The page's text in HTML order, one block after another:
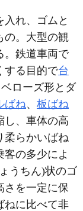
れ、ゴムと
の。大型の観
。鉄道車両で
する目的で台
ローズ形とダ
ばね、 板ばね
し、車体の高
柔らかいばね
の多少によ
うちん)状のゴ
さを一定に保
ねに比べて非